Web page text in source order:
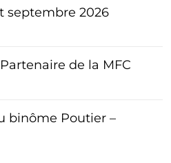
septembre 2026
de la MFC
binôme Poutier –